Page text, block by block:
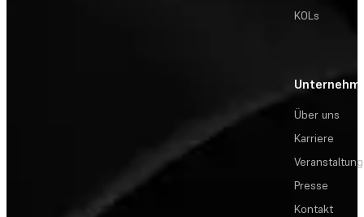
KOLs
Über uns
Karriere
Presse
Kontakt